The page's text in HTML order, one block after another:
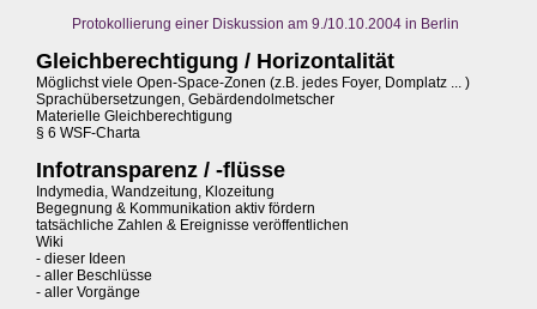
Protokollierung einer Diskussion am 9./10.10.2004 in Berlin
Gleichberechtigung / Horizontalität
Möglichst viele Open-Space-Zonen (z.B. jedes Foyer, Domplatz ... )
Sprachübersetzungen, Gebärdendolmetscher
Materielle Gleichberechtigung
§ 6 WSF-Charta
Infotransparenz / -flüsse
Indymedia, Wandzeitung, Klozeitung
Begegnung & Kommunikation aktiv fördern
tatsächliche Zahlen & Ereignisse veröffentlichen
Wiki
- dieser Ideen
- aller Beschlüsse
- aller Vorgänge